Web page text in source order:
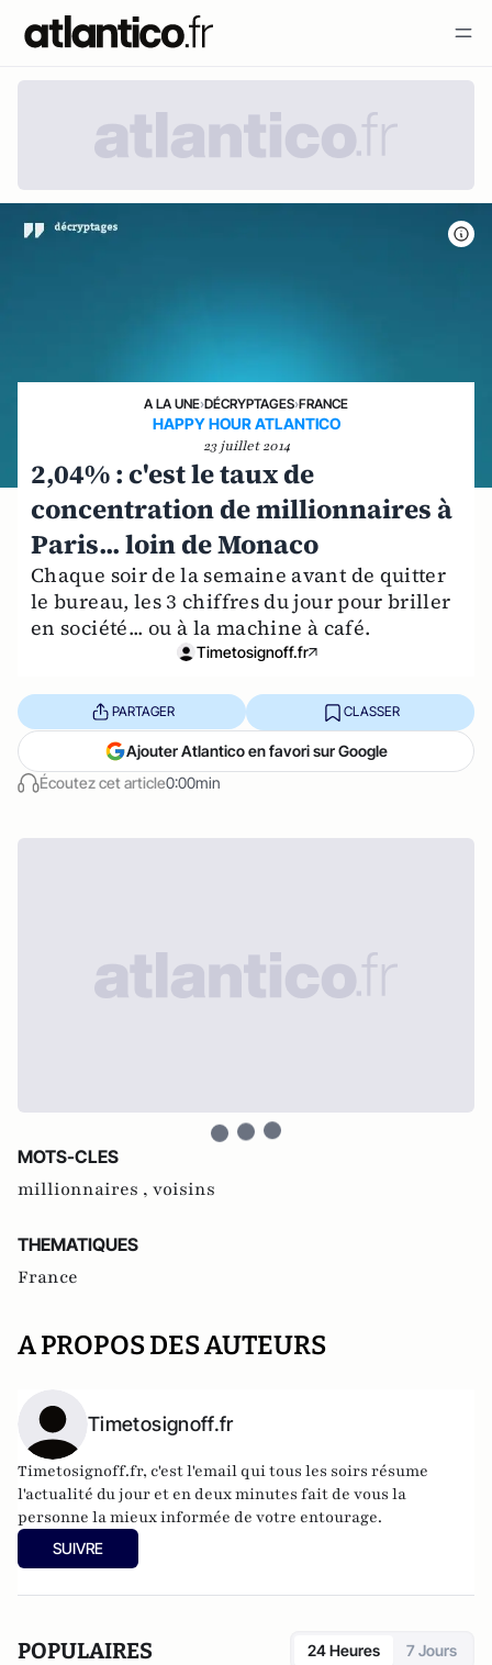
A LA UNE›DÉCRYPTAGES›FRANCE
HAPPY HOUR ATLANTICO
23 juillet 2014
2,04% : c'est le taux de
concentration de millionnaires à
Paris... loin de Monaco
Chaque soir de la semaine avant de quitter
le bureau, les 3 chiffres du jour pour briller
en société... ou à la machine à café.
Timetosignoff.fr
Écoutez cet article0:00min
PARTAGER CLASSER
Ajouter Atlantico en favori sur Google
MOTS-CLES
millionnaires , voisins
THEMATIQUES
France
A PROPOS DES AUTEURS
Timetosignoff.fr
Timetosignoff.fr, c'est l'email qui tous les soirs résume
l'actualité du jour et en deux minutes fait de vous la
personne la mieux informée de votre entourage.
SUIVRE
POPULAIRES 24 Heures 7 Jours